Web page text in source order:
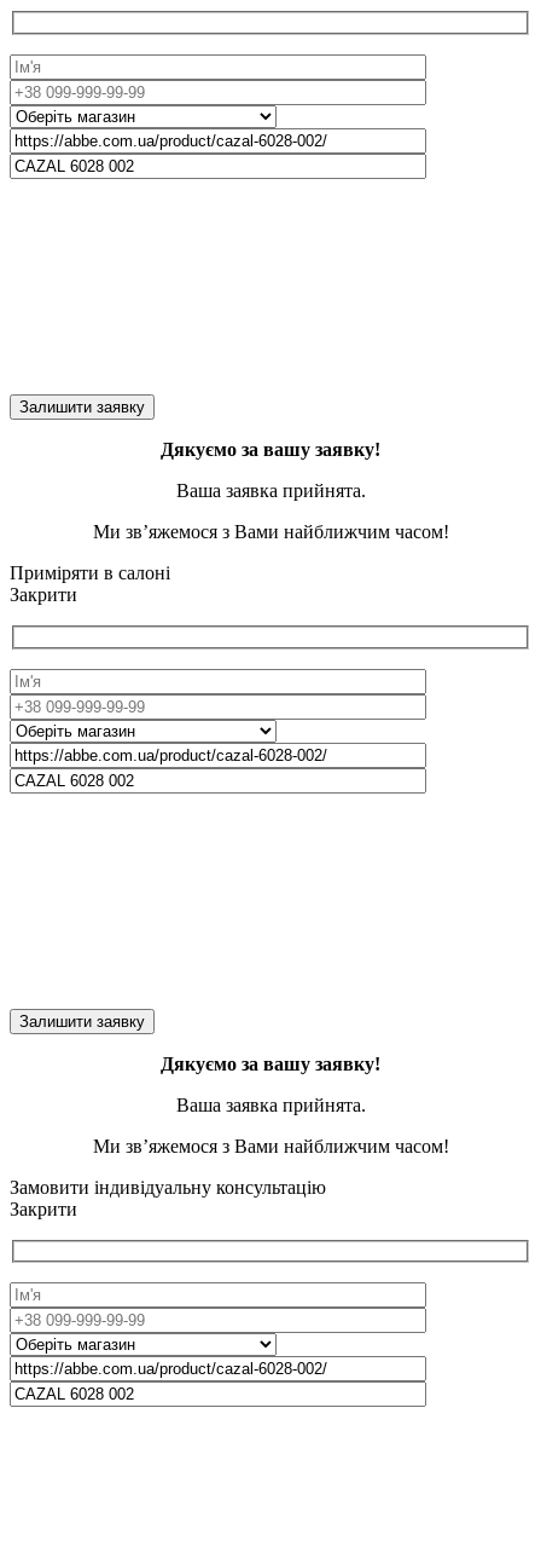
Дякуємо за вашу заявку!
Ваша заявка прийнята.
Ми зв’яжемося з Вами найближчим часом!
Приміряти в салоні
Закрити
Дякуємо за вашу заявку!
Ваша заявка прийнята.
Ми зв’яжемося з Вами найближчим часом!
Замовити індивідуальну консультацію
Закрити